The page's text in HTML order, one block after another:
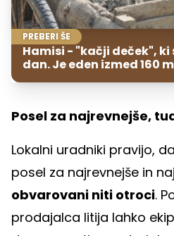
PREBERI ŠE
Hamisi - "kačji deček", ki
dan. Je eden izmed 160
Posel za najrevnejše,
Lokalni uradniki pravijo,
posel za najrevnejše in
obvarovani niti otroci.
prodajalca litija lahko